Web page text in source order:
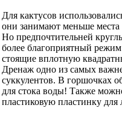
Для кактусов
они занимают меньше места
Но предпочтительней
более благоприятный
стоящие вплотную
Дренаж одно из самых
суккулентов. В горшочках
для стока воды! Также
пластиковую пластинку для